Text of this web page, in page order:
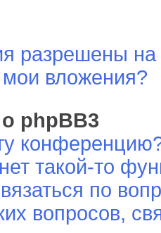
разрешены
вложения?
phpBB3
такой-то
по
вопросов,